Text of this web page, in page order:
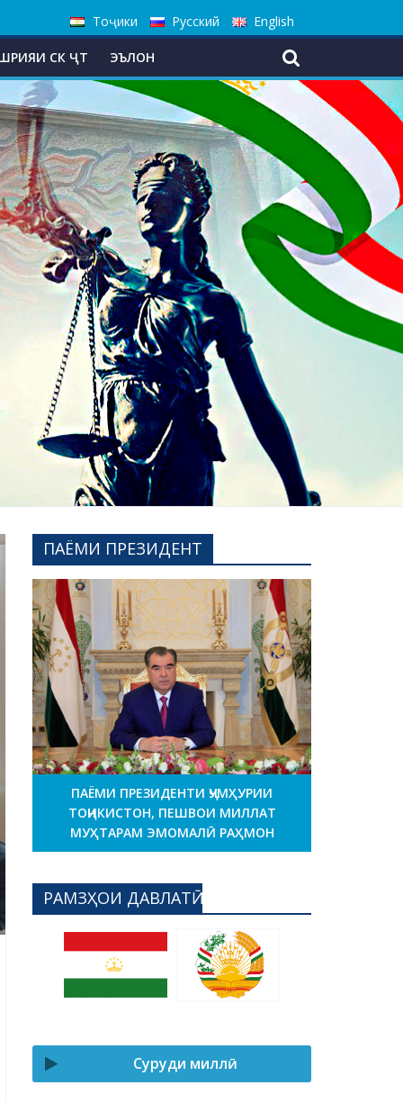
Тоҷики Русский English
СК ҶТ ЭЪЛОН
ПАЁМИ ПРЕЗИДЕНТ
ПАЁМИ ПРЕЗИДЕНТИ ҶУМҲУРИИ
ТОҶИКИСТОН, ПЕШВОИ МИЛЛАТ
МУҲТАРАМ ЭМОМАЛӢ РАҲМОН
РАМЗҲОИ ДАВЛАТӢ
Суруди миллӣ